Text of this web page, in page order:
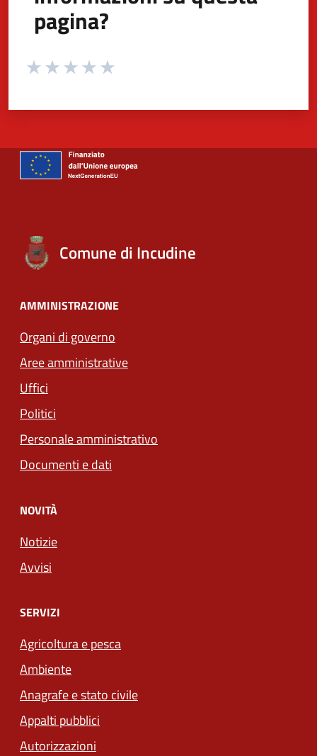
pagina?
Valuta da 1 a 5 stelle la pagina
Comune di Incudine
AMMINISTRAZIONE
Organi di governo
Aree amministrative
Uffici
Politici
Personale amministrativo
Documenti e dati
NOVITÀ
Notizie
Avvisi
SERVIZI
Agricoltura e pesca
Ambiente
Anagrafe e stato civile
Appalti pubblici
Autorizzazioni